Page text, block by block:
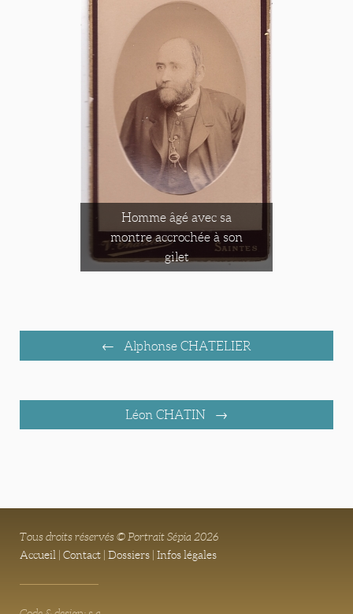
Homme âgé avec sa
montre accrochée à son
gilet
Alphonse CHATELIER
Léon CHATIN
Tous droits réservés © Portrait Sépia 2026
Accueil Contact Dossiers Infos légales